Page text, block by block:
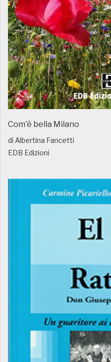
Com'è bella Milano
di Albertina Fancetti
EDB Edizioni